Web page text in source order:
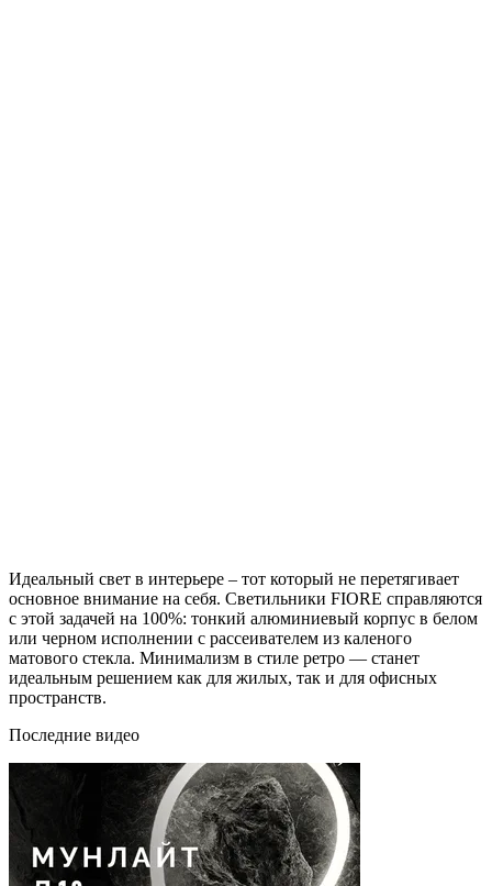
Идеальный свет в интерьере – тот который не перетягивает
основное внимание на себя. Светильники FIORE справляются
с этой задачей на 100%: тонкий алюминиевый корпус в белом
или черном исполнении с рассеивателем из каленого
матового стекла. Минимализм в стиле ретро — станет
идеальным решением как для жилых, так и для офисных
пространств.
Последние видео